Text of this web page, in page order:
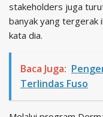
stakeholders juga
banyak yang tergerak
kata dia.
Baca Juga:
Terlindas Fuso